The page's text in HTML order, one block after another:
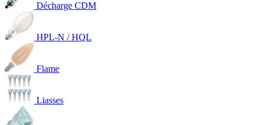
Décharge CDM
HPL-N / HQL
Flame
Liasses